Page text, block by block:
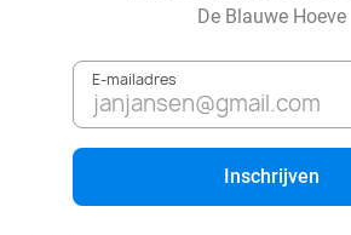
De Blauwe Hoeve
E-mailadres
Inschrijven